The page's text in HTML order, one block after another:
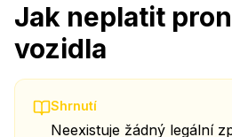
Jak neplatit
vozidla
Shrnutí
Neexistuje žádný legální